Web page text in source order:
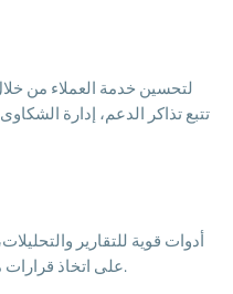
تتبع تذاكر الدعم، إدارة
على اتخاذ قرارات مستنيرة بناءً على بيانات دقيقة وحديثة.